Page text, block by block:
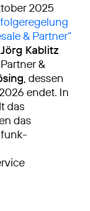
2025
& Partner“
Jörg Kablitz
&
, dessen
endet. In
das
das